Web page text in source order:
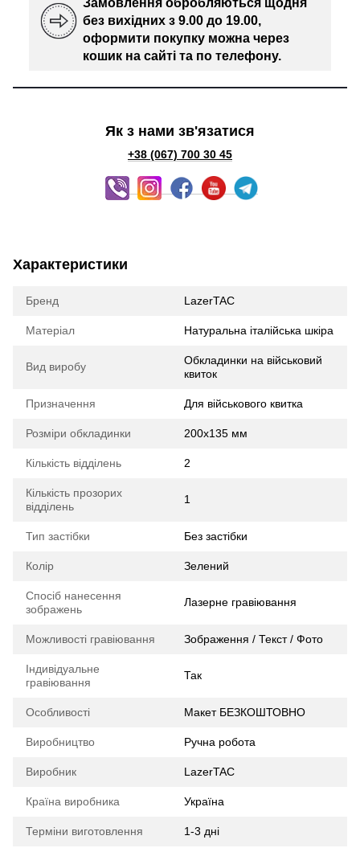
без вихідних з 9.00 до 19.00,
оформити покупку можна через
кошик на сайті та по телефону.
Як з нами зв'язатися
+38 (067) 700 30 45
Характеристики
Бренд LazerTAC
Матеріал Натуральна італійська шкіра
Вид виробу
Обкладинки на військовий
квиток
Призначення Для військового квитка
Розміри обкладинки 200х135 мм
Кількість відділень 2
Кількість прозорих
відділень
1
Тип застібки Без застібки
Колір Зелений
Спосіб нанесення
зображень
Лазерне гравіювання
Можливості гравіювання Зображення / Текст / Фото
Індивідуальне
гравіювання
Так
Особливості Макет БЕЗКОШТОВНО
Виробництво Ручна робота
Виробник LazerTAC
Країна виробника Україна
Терміни виготовлення 1-3 дні